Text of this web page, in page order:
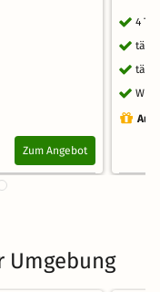
Zum Angebot
4
Umgebung